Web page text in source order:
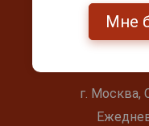
г. Москва,
Мне